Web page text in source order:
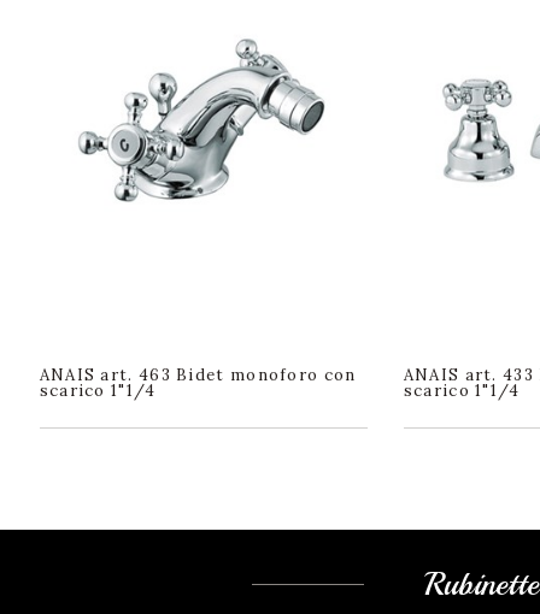
ANAIS art. 463 Bidet monoforo con
scarico 1"1/4
ANAIS art.
scarico 1"1/4